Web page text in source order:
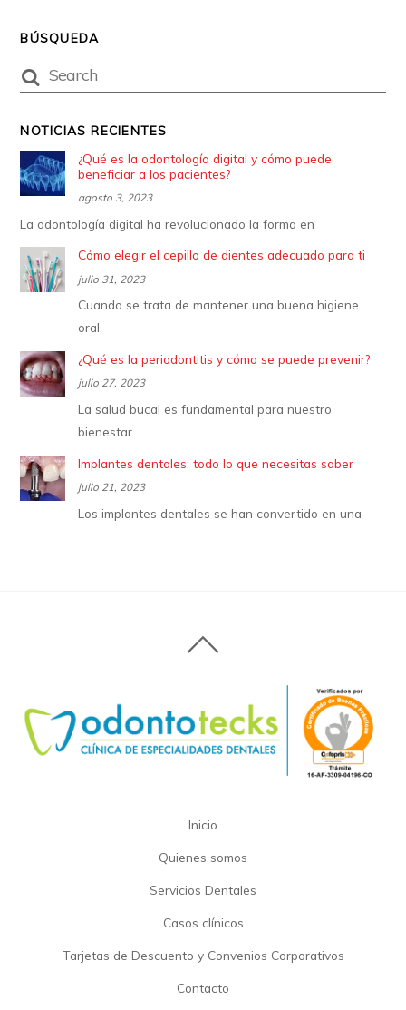
BÚSQUEDA
NOTICIAS RECIENTES
¿Qué es la odontología digital y cómo puede
beneficiar a los pacientes?
agosto 3, 2023
La odontología digital ha revolucionado la forma en
Cómo elegir el cepillo de dientes adecuado para ti
julio 31, 2023
Cuando se trata de mantener una buena higiene
oral,
¿Qué es la periodontitis y cómo se puede prevenir?
julio 27, 2023
La salud bucal es fundamental para nuestro
bienestar
Implantes dentales: todo lo que necesitas saber
julio 21, 2023
Los implantes dentales se han convertido en una
Inicio
Quienes somos
Servicios Dentales
Casos clínicos
Tarjetas de Descuento y Convenios Corporativos
Contacto